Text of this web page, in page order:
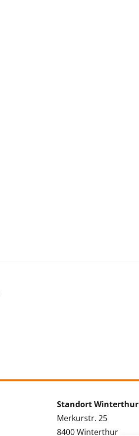
Standort Winterthur
Merkurstr. 25
8400 Winterthur